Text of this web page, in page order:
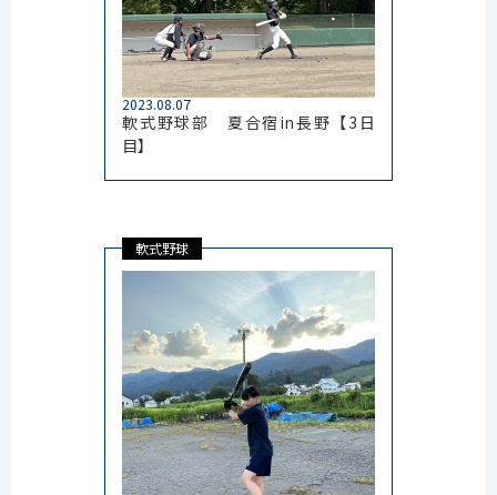
2023.08.07
軟式野球部 夏合宿in長野【3日
目】
軟式野球